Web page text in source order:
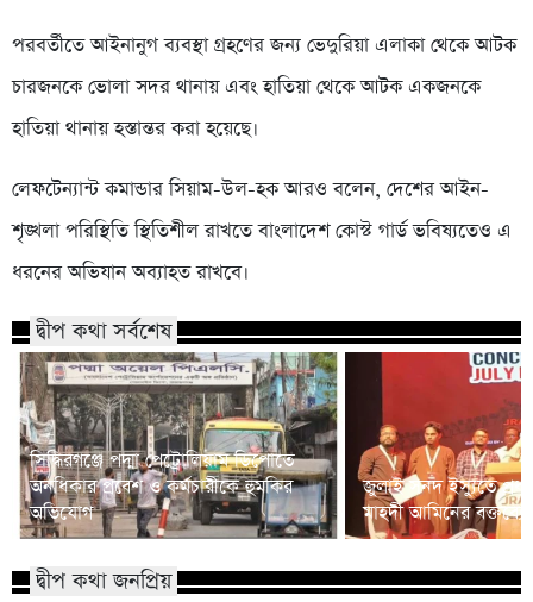
পরবর্তীতে আইনানুগ ব্যবস্থা গ্রহণের জন্য ভেদুরিয়া এলাকা থেকে আটক
চারজনকে ভোলা সদর থানায় এবং হাতিয়া থেকে আটক একজনকে
হাতিয়া থানায় হস্তান্তর করা হয়েছে।
লেফটেন্যান্ট কমান্ডার সিয়াম-উল-হক আরও বলেন, দেশের আইন-
শৃঙ্খলা পরিস্থিতি স্থিতিশীল রাখতে বাংলাদেশ কোস্ট গার্ড ভবিষ্যতেও এ
ধরনের অভিযান অব্যাহত রাখবে।
দ্বীপ কথা সর্বশেষ
সিদ্ধিরগঞ্জে পদ্মা পেট্রোলিয়াম ডিপোতে
অনধিকার প্রবেশ ও কর্মচারীকে হুমকির
অভিযোগ
জুলাই সনদ ইস্যুতে
মাহদী আমিনের
দ্বীপ কথা জনপ্রিয়